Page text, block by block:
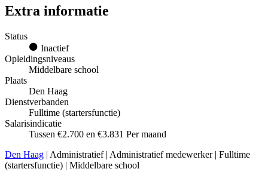
Extra informatie
Status
Inactief
Opleidingsniveaus
Middelbare school
Plaats
Den Haag
Dienstverbanden
Fulltime (startersfunctie)
Salarisindicatie
Tussen €2.700 en €3.831 Per maand
Den Haag | Administratief | Administratief medewerker | Fulltime
(startersfunctie) | Middelbare school